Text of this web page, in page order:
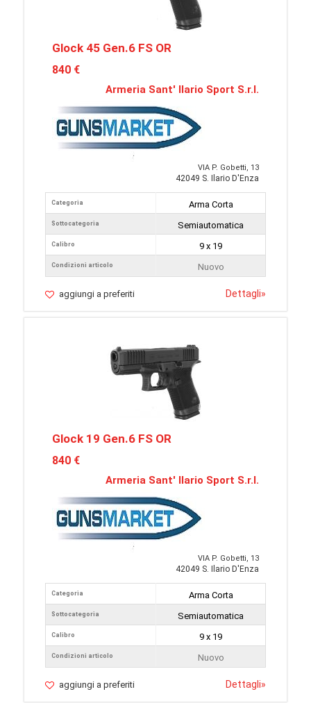
Glock 45 Gen.6 FS OR
840 €
Armeria Sant' Ilario Sport S.r.l.
VIA P. Gobetti, 13
42049 S. Ilario D'Enza
Categoria
Sottocategoria
Calibro
Condizioni articolo
Arma Corta
Semiautomatica
9 x 19
Nuovo
aggiungi a preferiti Dettagli»
Glock 19 Gen.6 FS OR
840 €
Armeria Sant' Ilario Sport S.r.l.
VIA P. Gobetti, 13
42049 S. Ilario D'Enza
Categoria
Sottocategoria
Calibro
Condizioni articolo
Arma Corta
Semiautomatica
9 x 19
Nuovo
aggiungi a preferiti Dettagli»